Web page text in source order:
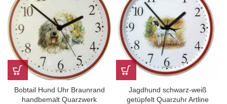
Bobtail Hund Uhr Braunrand
handbemalt Quarzwerk
Jagdhund schwarz-weiß
getüpfelt Quarzuhr Artline